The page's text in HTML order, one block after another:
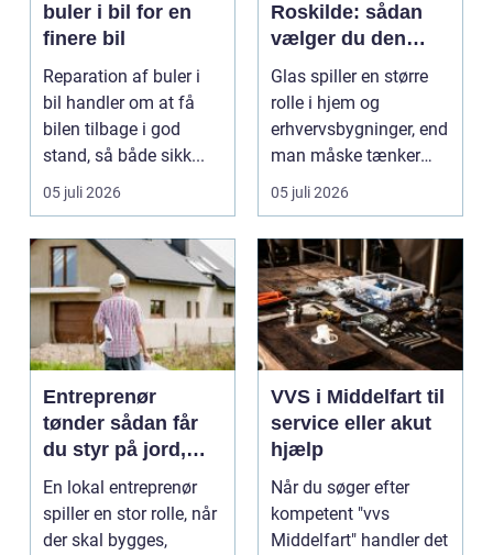
buler i bil for en
finere bil
Reparation af buler i
bil handler om at få
bilen tilbage i god
stand, så både sikk...
05 juli 2026
Roskilde: sådan
vælger du den
rette fagmand til
dine glasopgaver
Glas spiller en større
rolle i hjem og
erhvervsbygninger, end
man måske tænker
ov...
05 juli 2026
Entreprenør
tønder sådan får
du styr på jord,
dræn og kloak
En lokal entreprenør
spiller en stor rolle, når
der skal bygges,
VVS i Middelfart til
service eller akut
hjælp
Når du søger efter
kompetent "vvs
Middelfart" handler det